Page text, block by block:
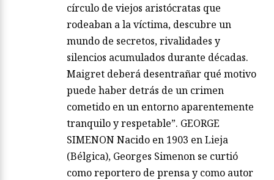
círculo de viejos aristócratas que
rodeaban a la víctima, descubre un
mundo de secretos, rivalidades y
silencios acumulados durante décadas.
Maigret deberá desentrañar qué motivo
puede haber detrás de un crimen
cometido en un entorno aparentemente
tranquilo y respetable”. GEORGE
SIMENON Nacido en 1903 en Lieja
(Bélgica), Georges Simenon se curtió
como reportero de prensa y como autor